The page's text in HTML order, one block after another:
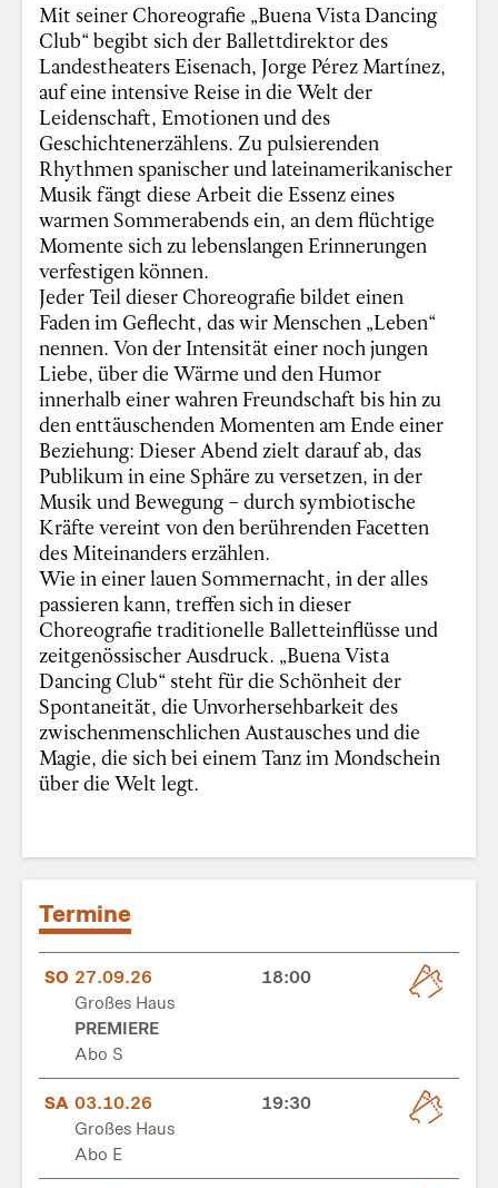
Mit seiner Choreografie „Buena Vista Dancing
Club“ begibt sich der Ballettdirektor des
Landestheaters Eisenach, Jorge Pérez Martínez,
auf eine intensive Reise in die Welt der
Leidenschaft, Emotionen und des
Geschichtenerzählens. Zu pulsierenden
Rhythmen spanischer und lateinamerikanischer
Musik fängt diese Arbeit die Essenz eines
warmen Sommerabends ein, an dem flüchtige
Momente sich zu lebenslangen Erinnerungen
verfestigen können.
Jeder Teil dieser Choreografie bildet einen
Faden im Geflecht, das wir Menschen „Leben“
nennen. Von der Intensität einer noch jungen
Liebe, über die Wärme und den Humor
innerhalb einer wahren Freundschaft bis hin zu
den enttäuschenden Momenten am Ende einer
Beziehung: Dieser Abend zielt darauf ab, das
Publikum in eine Sphäre zu versetzen, in der
Musik und Bewegung – durch symbiotische
Kräfte vereint von den berührenden Facetten
des Miteinanders erzählen.
Wie in einer lauen Sommernacht, in der alles
passieren kann, treffen sich in dieser
Choreografie traditionelle Balletteinflüsse und
zeitgenössischer Ausdruck. „Buena Vista
Dancing Club“ steht für die Schönheit der
Spontaneität, die Unvorhersehbarkeit des
zwischenmenschlichen Austausches und die
Magie, die sich bei einem Tanz im Mondschein
über die Welt legt.
Termine
SO 27.09.26
18:00
Großes Haus
PREMIERE
Abo S
SA 03.10.26
19:30
Großes Haus
Abo E